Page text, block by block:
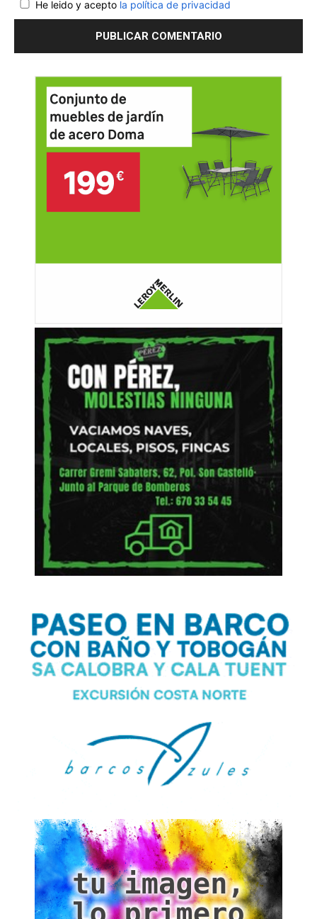
He leido y acepto la política de privacidad